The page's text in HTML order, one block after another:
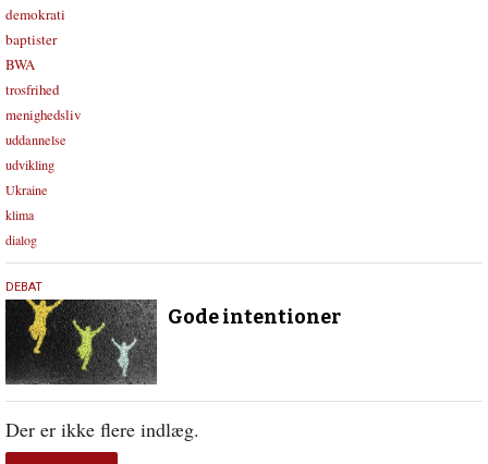
demokrati
baptister
BWA
trosfrihed
menighedsliv
uddannelse
udvikling
Ukraine
klima
dialog
5.
januar
2023
DEBAT
Gode intentioner
Der er ikke flere indlæg.